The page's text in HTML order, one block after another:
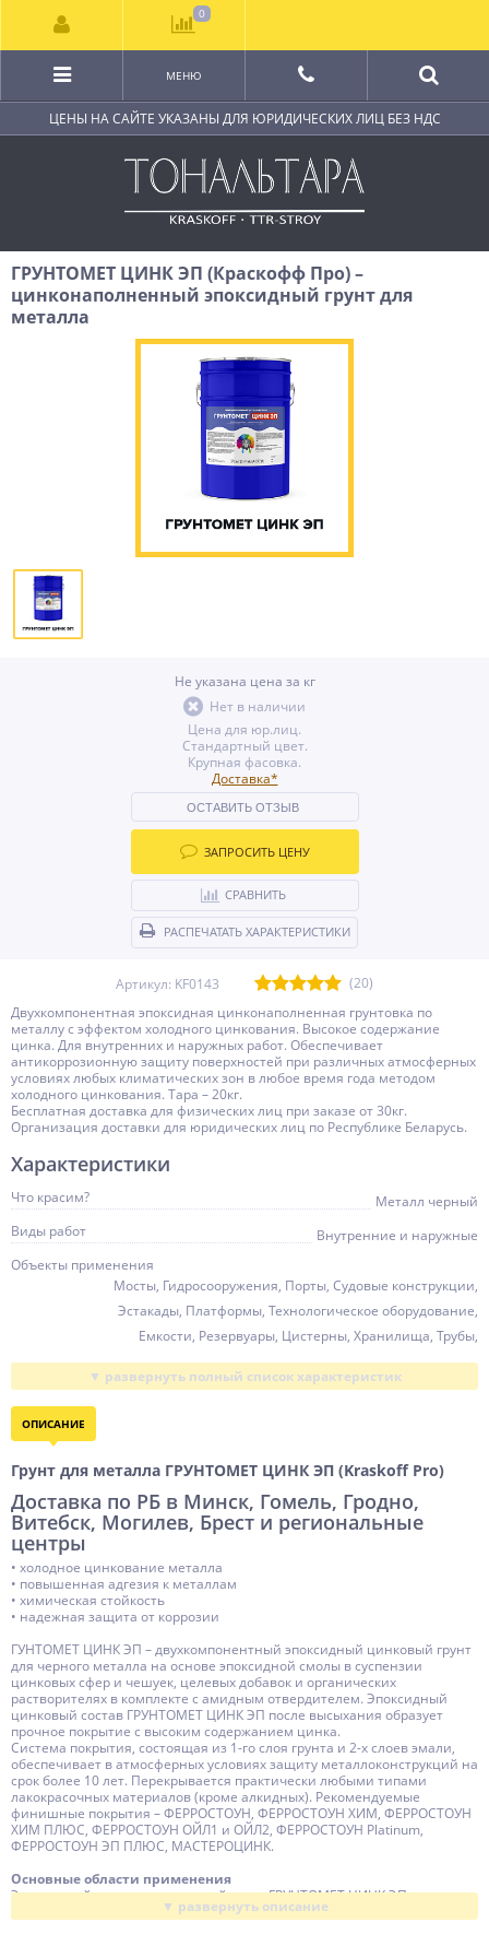
ЦЕНЫ НА САЙТЕ УКАЗАНЫ ДЛЯ ЮРИДИЧЕСКИХ ЛИЦ БЕЗ НДС
МЕНЮ
ГРУНТОМЕТ ЦИНК ЭП (Краскофф Про) –
цинконаполненный эпоксидный грунт для
металла
Не указана цена за кг
Нет в наличии
Цена для юр.лиц.
Стандартный цвет.
Крупная фасовка.
Доставка*
ОСТАВИТЬ ОТЗЫВ
ЗАПРОСИТЬ ЦЕНУ
СРАВНИТЬ
РАСПЕЧАТАТЬ ХАРАКТЕРИСТИКИ
Артикул: KF0143
(20)
Двухкомпонентная эпоксидная цинконаполненная грунтовка по
металлу с эффектом холодного цинкования. Высокое содержание
цинка. Для внутренних и наружных работ. Обеспечивает
антикоррозионную защиту поверхностей при различных атмосферных
условиях любых климатических зон в любое время года методом
холодного цинкования. Тара – 20кг.
Бесплатная доставка для физических лиц при заказе от 30кг.
Организация доставки для юридических лиц по Республике Беларусь.
Характеристики
Что красим?
Металл черный
Виды работ
Внутренние и наружные
Объекты применения
Мосты, Гидросооружения, Порты, Судовые конструкции,
Эстакады, Платформы, Технологическое оборудование,
Емкости, Резервуары, Цистерны, Хранилища, Трубы,
Нефтегазопроводы, Железнодорожный транспорт,
Морской транспорт, Речной транспорт, Сельхозтехника
Расход, кг/кв.м
Степень глянца
Устойчивость
ГСМ, Коррозия, Агрессивная среда, Истирание, Хим.
вещества, Щелочи, Удары, Мех. нагрузки, Влага, Вода,
Время высыхания, ч
Время полного набора прочности, сут.
t нанесения
+5 ... +30
t эксплуатации
'-55 ... +120
Тара
Основа (связующее)
Эпоксидная
Разбавитель
Растворитель
Растворитель
У-Растворитель ЭП Цинк
Компонентность
Жизнеспособность, ч
8
Толщина слоя
ОПИСАНИЕ
Грунт для металла ГРУНТОМЕТ ЦИНК ЭП (Kraskoff Pro)
Доставка по РБ в Минск, Гомель, Гродно,
Витебск, Могилев, Брест и региональные
центры
• холодное цинкование металла
• повышенная адгезия к металлам
• химическая стойкость
• надежная защита от коррозии
ГУНТОМЕТ ЦИНК ЭП – двухкомпонентный эпоксидный цинковый грунт
для черного металла на основе эпоксидной смолы в суспензии
цинковых сфер и чешуек, целевых добавок и органических
растворителях в комплекте с амидным отвердителем. Эпоксидный
цинковый состав ГРУНТОМЕТ ЦИНК ЭП после высыхания образует
прочное покрытие с высоким содержанием цинка.
Система покрытия, состоящая из 1-го слоя грунта и 2-х слоев эмали,
обеспечивает в атмосферных условиях защиту металлоконструкций на
срок более 10 лет. Перекрывается практически любыми типами
лакокрасочных материалов (кроме алкидных). Рекомендуемые
финишные покрытия – ФЕРРОСТОУН, ФЕРРОСТОУН ХИМ, ФЕРРОСТОУН
ХИМ ПЛЮС, ФЕРРОСТОУН ОЙЛ1 и ОЙЛ2, ФЕРРОСТОУН Platinum,
ФЕРРОСТОУН ЭП ПЛЮС, МАСТЕРОЦИНК.
Основные области применения
Эпоксидный цинконаполненный грунт ГРУНТОМЕТ ЦИНК ЭП
предназначен для получения долговременной антикоррозионной
0